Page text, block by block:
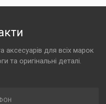
аксесуарів для всіх марок
та оригінальні деталі.